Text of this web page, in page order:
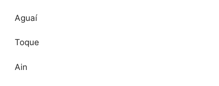
Aguaí
Toque
Ain